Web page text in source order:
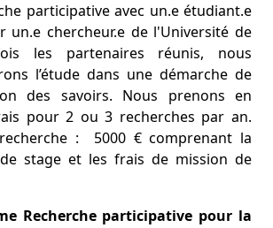
participative avec un.e étudiant.e
un.e chercheur.e de l'Université de
les partenaires réunis, nous
l’étude dans une démarche de
des savoirs. Nous prenons en
pour 2 ou 3 recherches par an.
: 5000 € comprenant la
stage et les frais de mission de
Recherche participative pour la